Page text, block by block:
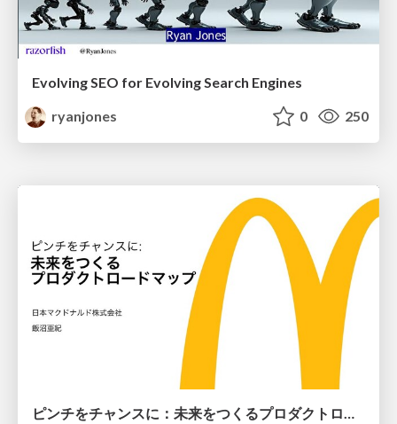
Evolving SEO for Evolving Search Engines
ryanjones
0 250
ピンチをチャンスに：未来をつくるプロダクトロードマップ #pmconf2020